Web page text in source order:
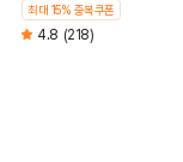
최대 15% 중복쿠폰
4.8 (218)